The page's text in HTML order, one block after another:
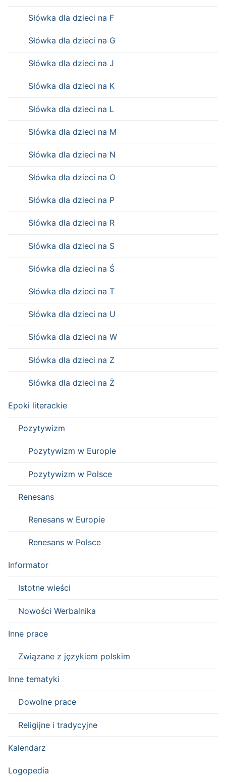
Słówka dla dzieci na F
Słówka dla dzieci na G
Słówka dla dzieci na J
Słówka dla dzieci na K
Słówka dla dzieci na L
Słówka dla dzieci na M
Słówka dla dzieci na N
Słówka dla dzieci na O
Słówka dla dzieci na P
Słówka dla dzieci na R
Słówka dla dzieci na S
Słówka dla dzieci na Ś
Słówka dla dzieci na T
Słówka dla dzieci na U
Słówka dla dzieci na W
Słówka dla dzieci na Z
Słówka dla dzieci na Ż
Epoki literackie
Pozytywizm
Pozytywizm w Europie
Pozytywizm w Polsce
Renesans
Renesans w Europie
Renesans w Polsce
Informator
Istotne wieści
Nowości Werbalnika
Inne prace
Związane z językiem polskim
Inne tematyki
Dowolne prace
Religijne i tradycyjne
Kalendarz
Logopedia